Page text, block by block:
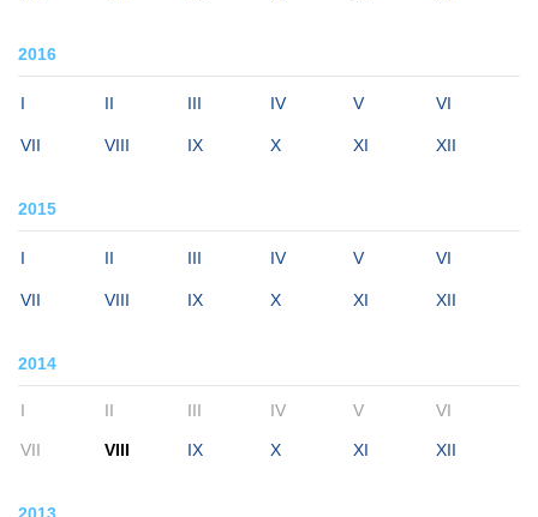
2016
I II III IV V VI
VII VIII IX X XI XII
2015
I II III IV V VI
VII VIII IX X XI XII
2014
I II III IV V VI
VII VIII IX X XI XII